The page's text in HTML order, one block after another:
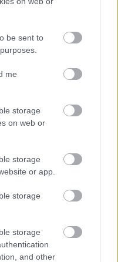
be sent to
me
storage
on web or
storage
or app.
storage
storage
and other